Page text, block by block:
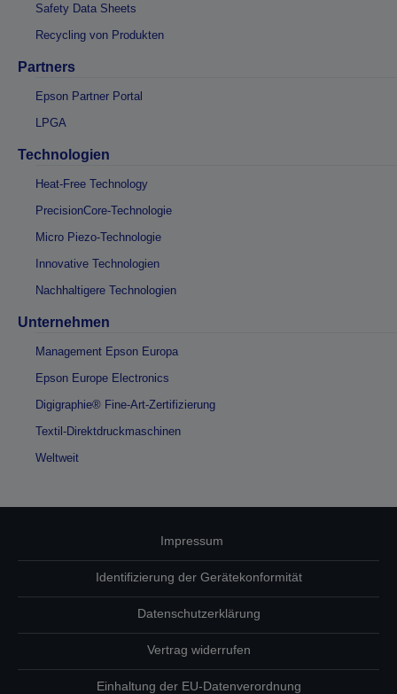
Safety Data Sheets
Recycling von Produkten
Partners
Epson Partner Portal
LPGA
Technologien
Heat-Free Technology
PrecisionCore-Technologie
Micro Piezo-Technologie
Innovative Technologien
Nachhaltigere Technologien
Unternehmen
Management Epson Europa
Epson Europe Electronics
Digigraphie® Fine-Art-Zertifizierung
Textil-Direktdruckmaschinen
Weltweit
Impressum
Identifizierung der Gerätekonformität
Datenschutzerklärung
Vertrag widerrufen
Einhaltung der EU-Datenverordnung